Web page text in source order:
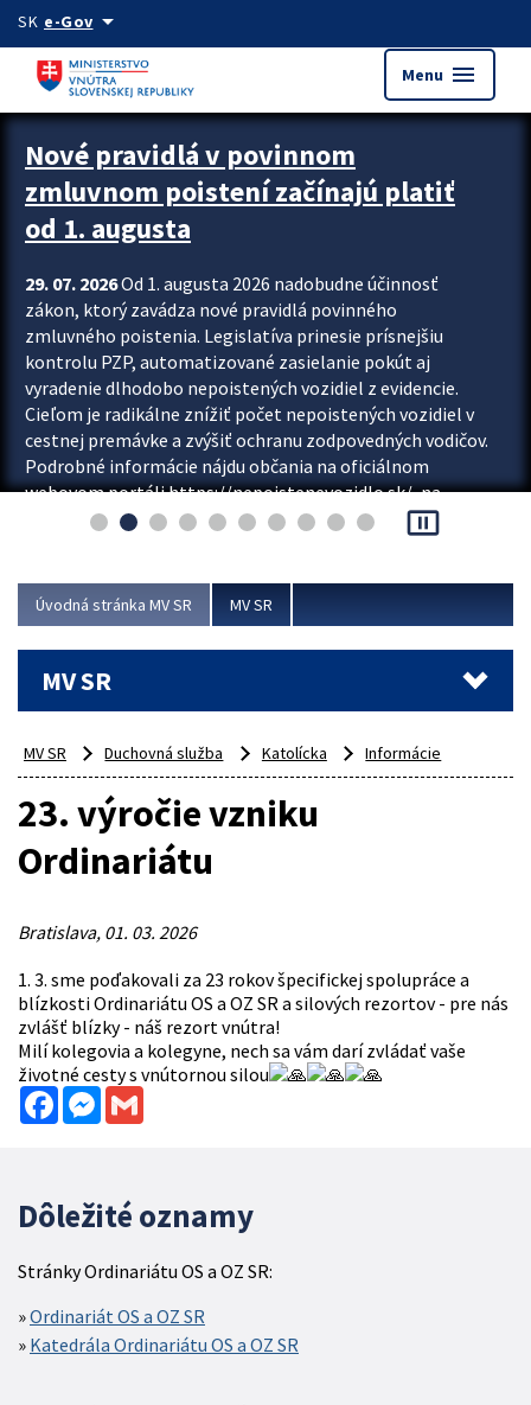
Preskocit na hlavný obsah
SK e-Govarrow_drop_down
Menu menu
Zastavit automatický posun upútavok
Nové pravidlá v povinnom
zmluvnom poistení začínajú platiť
od 1. augusta
29. 07. 2026Od 1. augusta 2026 nadobudne účinnosť
zákon, ktorý zavádza nové pravidlá povinného
zmluvného poistenia. Legislatíva prinesie prísnejšiu
kontrolu PZP, automatizované zasielanie pokút aj
vyradenie dlhodobo nepoistených vozidiel z evidencie.
Cieľom je radikálne znížiť počet nepoistených vozidiel v
cestnej premávke a zvýšiť ochranu zodpovedných vodičov.
Podrobné informácie nájdu občania na oficiálnom
webovom portáli https://nepoistenevozidlo.sk/, na
ktorom od augusta pribudne aj možnosť overiť si...
pause_presentation
Úvodná stránka MV SR MV SR
MV SR
MV SR Duchovná služba Katolícka Informácie
23. výročie vzniku
Ordinariátu
Bratislava, 01. 03. 2026
1. 3. sme poďakovali za 23 rokov špecifickej spolupráce a
blízkosti Ordinariátu OS a OZ SR a silových rezortov - pre nás
zvlášť blízky - náš rezort vnútra!
Milí kolegovia a kolegyne, nech sa vám darí zvládať vaše
životné cesty s vnútornou silou
FacebookMessenger
Dôležité oznamy
Stránky Ordinariátu OS a OZ SR:
Ordinariát OS a OZ SR
Katedrála Ordinariátu OS a OZ SR